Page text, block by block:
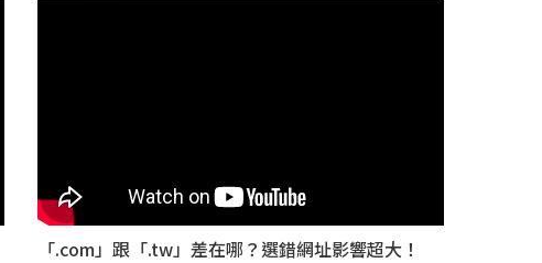
「.com」跟「.tw」差在哪？選錯網址影響超大！